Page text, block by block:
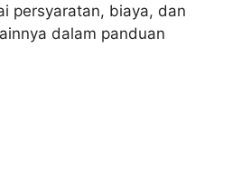
persyaratan, biaya, dan
dalam panduan